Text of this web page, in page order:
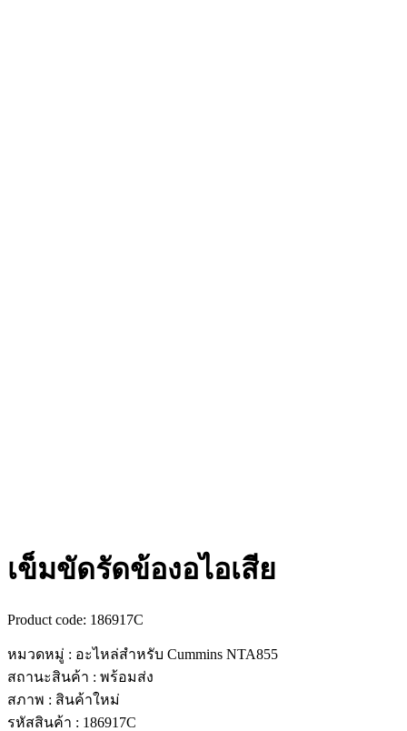
เข็มขัดรัดข้องอไอเสีย
Product code: 186917C
หมวดหมู่ : อะไหล่สำหรับ Cummins NTA855
สถานะสินค้า : พร้อมส่ง
สภาพ : สินค้าใหม่
รหัสสินค้า : 186917C